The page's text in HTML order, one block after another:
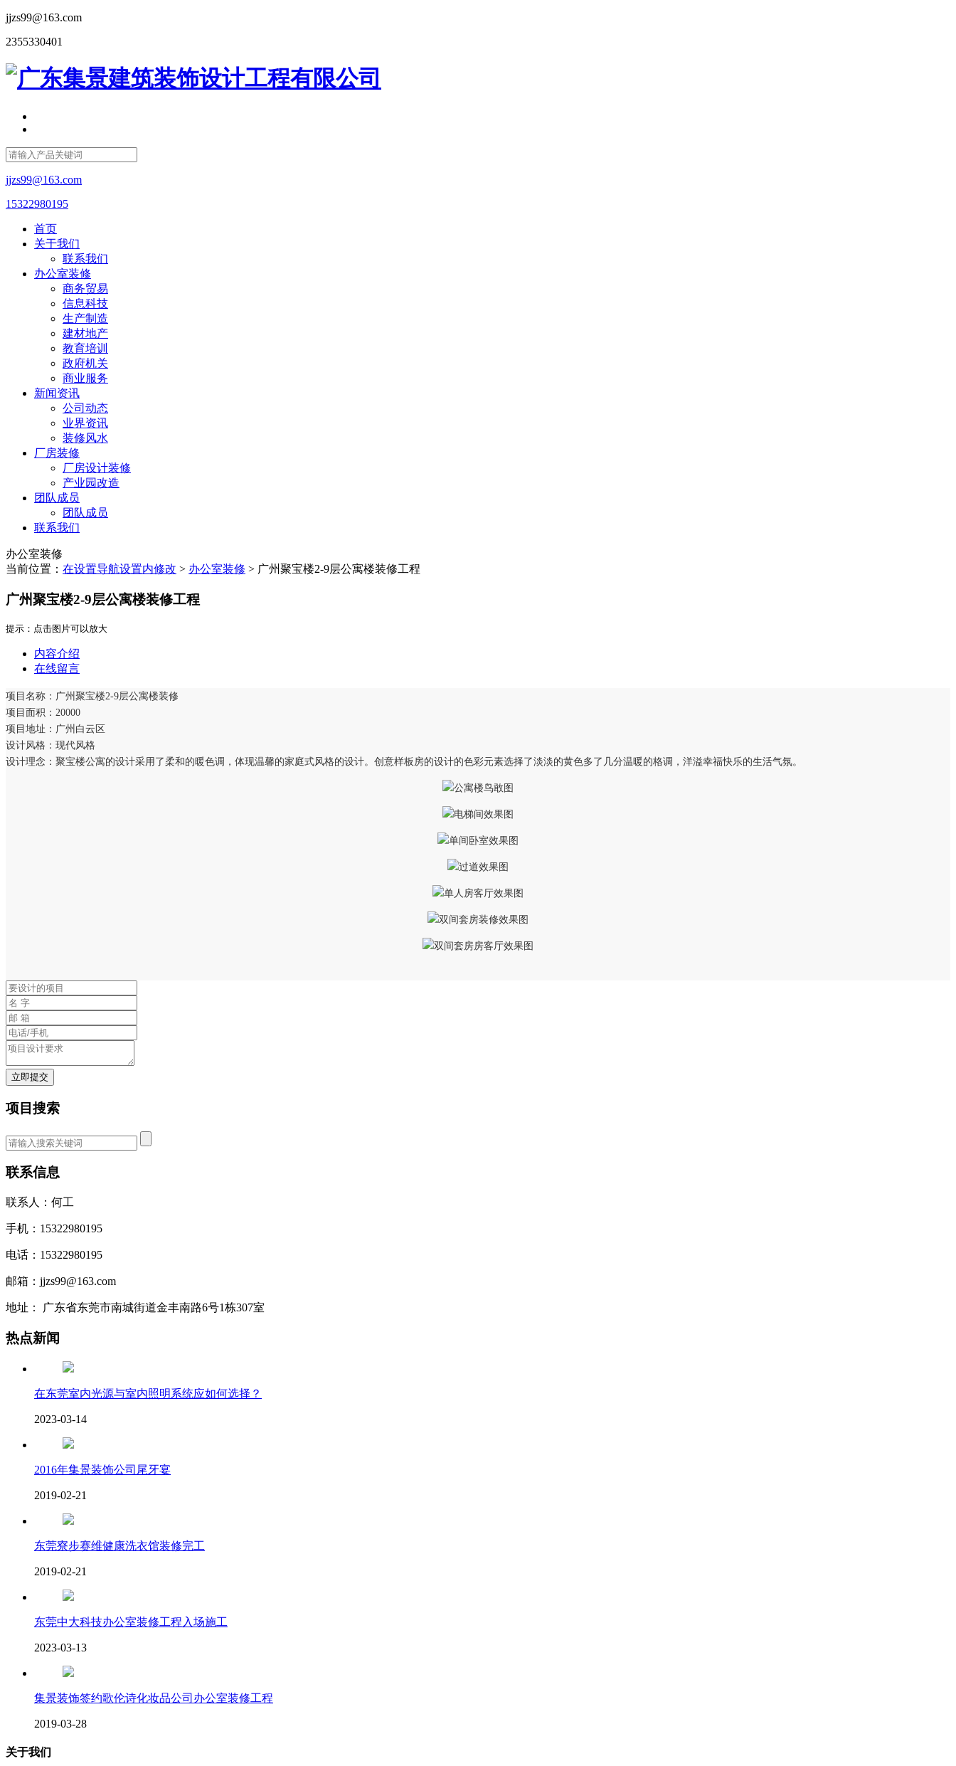
jjzs99@163.com
2355330401
jjzs99@163.com
15322980195
首页
关于我们
联系我们
办公室装修
商务贸易
信息科技
生产制造
建材地产
教育培训
政府机关
商业服务
新闻资讯
公司动态
业界资讯
装修风水
厂房装修
厂房设计装修
产业园改造
团队成员
团队成员
联系我们
办公室装修
当前位置： 在设置导航设置内修改 > 办公室装修 > 广州聚宝楼2-9层公寓楼装修工程
广州聚宝楼2-9层公寓楼装修工程
提示：点击图片可以放大
内容介绍
在线留言
项目名称：广州聚宝楼2-9层公寓楼装修
项目面积：20000
项目地址：广州白云区
设计风格：现代风格
设计理念：聚宝楼公寓的设计采用了柔和的暖色调，体现温馨的家庭式风格的设计。创意样板房的设计的色彩元素选择了淡淡的黄色多了几分温暖的格调，洋溢幸福快乐的生活气氛。
立即提交
项目搜索
联系信息
联系人：何工
手机：15322980195
电话：15322980195
邮箱：jjzs99@163.com
地址： 广东省东莞市南城街道金丰南路6号1栋307室
热点新闻
在东莞室内光源与室内照明系统应如何选择？
2023-03-14
2016年集景装饰公司尾牙宴
2019-02-21
东莞寮步赛维健康洗衣馆装修完工
2019-02-21
东莞中大科技办公室装修工程入场施工
2023-03-13
集景装饰签约歌伦诗化妆品公司办公室装修工程
2019-03-28
关于我们